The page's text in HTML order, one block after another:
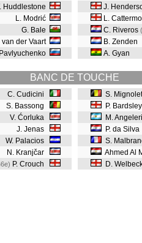
Huddlestone
L. Modrić
G. Bale
van der Vaart
J.
L.
C. Riveros
B. Zenden
A. Gyan
BANC DE TOUCHE
C. Cudicini
S. Bassong
V. Ćorluka
J. Jenas
W. Palacios
N. Kranjčar
P. Crouch
S. Mignolet
P.
M. Angeleri
P. da Silva
S.
Ahmed Al
D.